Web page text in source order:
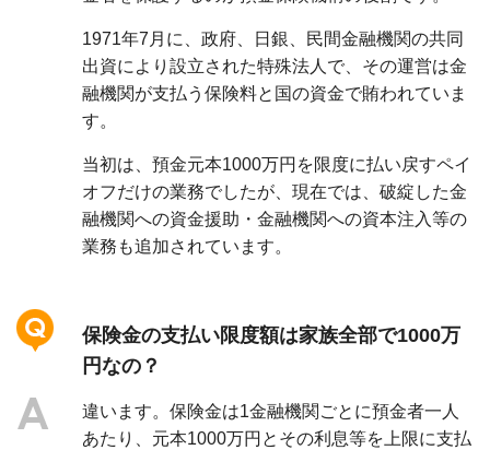
1971年7月に、政府、日銀、民間金融機関の共同
出資により設立された特殊法人で、その運営は金
融機関が支払う保険料と国の資金で賄われていま
す。
当初は、預金元本1000万円を限度に払い戻すペイ
オフだけの業務でしたが、現在では、破綻した金
融機関への資金援助・金融機関への資本注入等の
業務も追加されています。
保険金の支払い限度額は家族全部で1000万
円なの？
違います。保険金は1金融機関ごとに預金者一人
あたり、元本1000万円とその利息等を上限に支払